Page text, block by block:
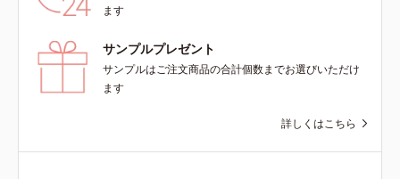
ます
サンプルプレゼント
サンプルはご注文商品の合計個数までお選びいただけ
ます
詳しくはこちら